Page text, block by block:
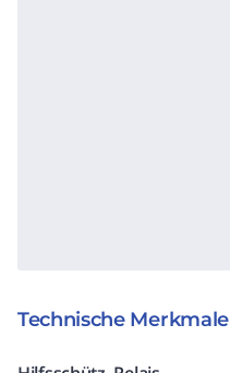
Technische Merkmale